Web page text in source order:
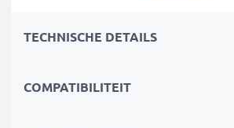
✔Lange levensduur bij topprestatie
✔Gegarandeerde veiligheid
TECHNISCHE DETAILS
COMPATIBILITEIT